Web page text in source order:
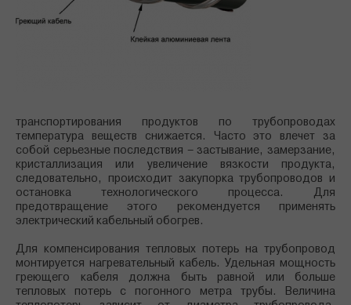
транспортирования продуктов по трубопроводах
температура веществ снижается. Часто это влечет за
собой серьезные последствия – застывание, замерзание,
кристаллизация или увеличение вязкости продукта,
следовательно, происходит закупорка трубопроводов и
остановка технологического процесса. Для
предотвращение этого рекомендуется применять
электрический кабельный обогрев.
Для компенсирования тепловых потерь на трубопровод
монтируется нагревательный кабель. Удельная мощность
греющего кабеля должна быть равной или больше
тепловых потерь с погонного метра трубы. Величина